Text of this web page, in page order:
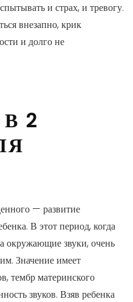
и страх, и тревогу.
внезапно, крик
и долго не
2
— развитие
В этот период, когда
окружающие звуки, очень
Значение имеет
тембр материнского
звуков. Взяв ребенка